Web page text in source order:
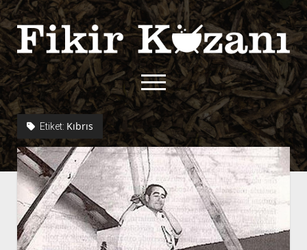
Fikir
Kazanı
menüyü
aç
twitterfacebook
rss
Hakkımızda
açılır
menüyü
aç
Kullanım Koşulları
Gizlilik Politikası
Çerez Politikası
İletişim
Kurallar
Başvuru
Etiket: Kıbrıs